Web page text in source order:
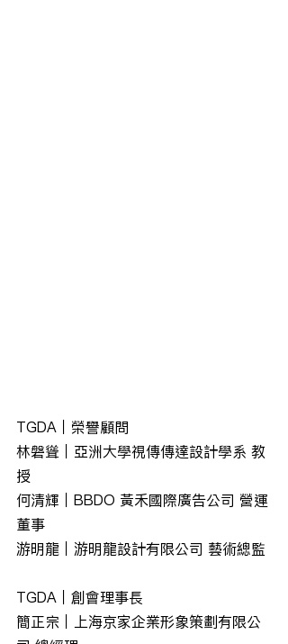
TGDA｜榮譽顧問
林磐聳｜亞洲大學視傳傳達設計學系 教
授
何清輝｜BBDO 黃禾國際廣告公司 營運
董事
游明龍｜游明龍設計有限公司 藝術總監
TGDA｜創會理事長
簡正宗｜上海京家企業形象策劃有限公